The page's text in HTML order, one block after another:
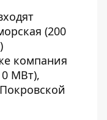
(200
компания
МВт),